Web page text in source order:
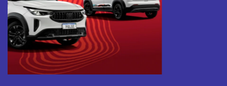
Previous
Next
Próximo